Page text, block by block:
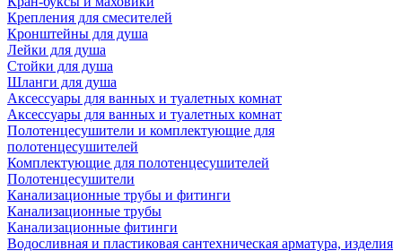
Крепления для смесителей
Кронштейны для душа
Лейки для душа
Стойки для душа
Шланги для душа
Аксессуары для ванных и туалетных комнат
Аксессуары для ванных и туалетных комнат
Полотенцесушители и комплектующие для
полотенцесушителей
Комплектующие для полотенцесушителей
Полотенцесушители
Канализационные трубы и фитинги
Канализационные трубы
Канализационные фитинги
Водосливная и пластиковая сантехническая арматура, изделия